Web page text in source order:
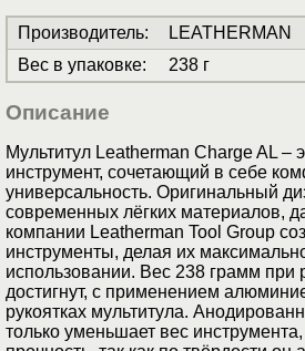
Производитель:
LEATHERMAN
Вес в упаковке: 238 г
Описание
Мультитул Leatherman Charge AL –
инструмент, сочетающий в себе
универсальность. Оригинальный
современных лёгких материалов,
компании Leatherman Tool Group
инструменты, делая их
использовании. Вес 238 грамм
достигнут, с применением
рукоятках мультитула.
только уменьшает вес